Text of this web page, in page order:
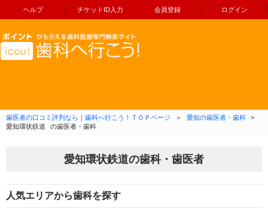
ヘルプ チケットID入力 会員登録 ログイン
コンテンツへ移動
歯医者の口コミ評判なら｜歯科へ行こう！ＴＯＰページ ＞ 愛知の歯医者・歯科
>
愛知環状鉄道
の歯医者・歯科
愛知環状鉄道の歯科・歯医者
人気エリアから歯科を探す